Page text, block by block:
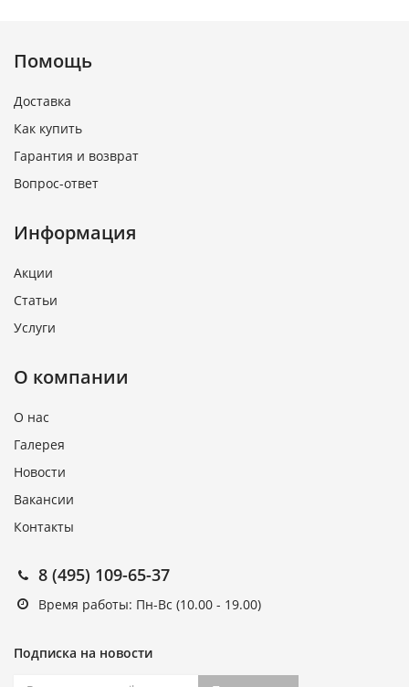
Помощь
Доставка
Как купить
Гарантия и возврат
Вопрос-ответ
Информация
Акции
Статьи
Услуги
О компании
О нас
Галерея
Новости
Вакансии
Контакты
8 (495) 109-65-37
Время работы: Пн-Вс (10.00 - 19.00)
Подписка на новости